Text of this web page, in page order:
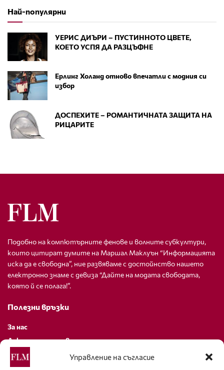
Управление на съгласие
Най-популярни
УЕРИС ДИЪРИ – ПУСТИННОТО ЦВЕТЕ,
КОЕТО УСПЯ ДА РАЗЦЪФНЕ
Ерлинг Холанд отново впечатли с модния си
избор
ДОСПЕХИТЕ – РОМАНТИЧНАТА ЗАЩИТА НА
РИЦАРИТЕ
Подобно на компютърните фенове и волните субкултури,
които цитират думите на Маршал Маклуън “Информацията
иска да е свободна”, ние развяваме с достойнство нашето
електронно знаме с девиза “Дайте на модата свободата,
която й се полага!”.
Полезни връзки
За нас
Декларация за поверителност
Политика за бисквитки